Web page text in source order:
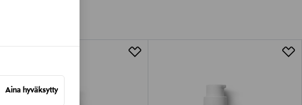
Aina hyväksytty
ja tuotteen koosta riippuen
saatavilla valittuun osoitteeseen.